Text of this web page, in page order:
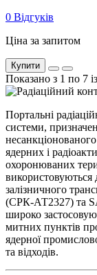
0 Відгуків
Ціна за запитом
Купити
Показано з 1 по 7
Портальні
системи,
ядерних і
охоронюваних
використовуються
залізничного
(СРК-АТ2327) та
широко
митних пунктів
ядерної
та відходів.